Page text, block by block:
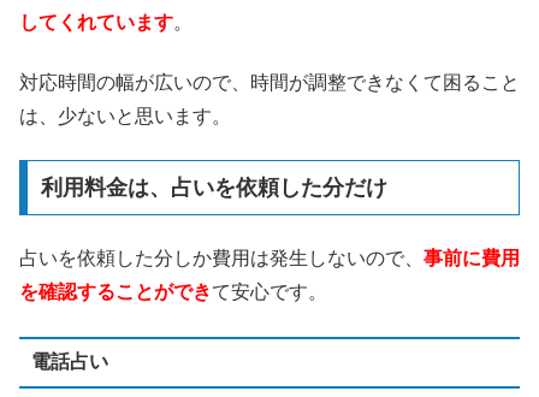
してくれています。
対応時間の幅が広いので、時間が調整できなくて困ること
は、少ないと思います。
利用料金は、占いを依頼した分だけ
占いを依頼した分しか費用は発生しないので、 事前に費用
を確認することができて安心です。
電話占い